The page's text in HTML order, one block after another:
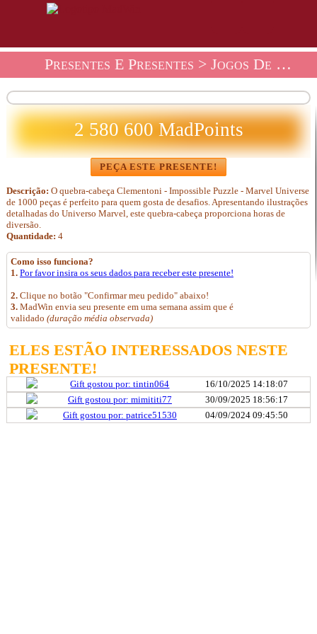
Presentes E Presentes > Jogos De Loja De Presentes
2 580 600 MadPoints
PEÇA ESTE PRESENTE!
Descrição: O quebra-cabeça Clementoni - Impossible Puzzle - Marvel Universe
de 1000 peças é perfeito para quem gosta de desafios. Apresentando ilustrações
detalhadas do Universo Marvel, este quebra-cabeça proporciona horas de
diversão.
Quantidade: 4
Como isso funciona?
1. Por favor insira os seus dados para receber este presente!
2.Clique no botão "Confirmar meu pedido" abaixo!
3.MadWin envia seu presente em uma semana assim que é
validado (duração média observada)
ELES ESTÃO INTERESSADOS ​​NESTE
PRESENTE!
Gift gostou por: tintin064
16/10/2025 14:18:07
Gift gostou por: mimititi77
30/09/2025 18:56:17
Gift gostou por: patrice51530
04/09/2024 09:45:50